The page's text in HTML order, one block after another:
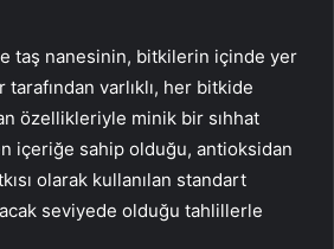
taş nanesinin, bitkilerin içinde yer
varlıklı, her bitkide
özellikleriyle minik bir sıhhat
içeriğe sahip olduğu, antioksidan
olarak kullanılan standart
seviyede olduğu tahlillerle